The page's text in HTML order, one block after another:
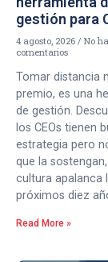
gestión para
4 agosto, 2026
No
comentarios
Tomar distancia
premio, es una
de gestión.
los CEOs tienen
estrategia pero
que la
cultura apalanca
próximos diez
Read More »